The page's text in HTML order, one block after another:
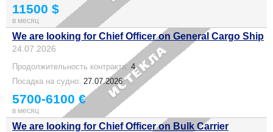
11500 $
в месяц
We are looking for Chief Officer on General Cargo Ship
24.07.2026
Продолжительность контракта: 4
Посадка на судно: 27.07.2026
5700-6100 €
в месяц
We are looking for Chief Officer on Bulk Carrier